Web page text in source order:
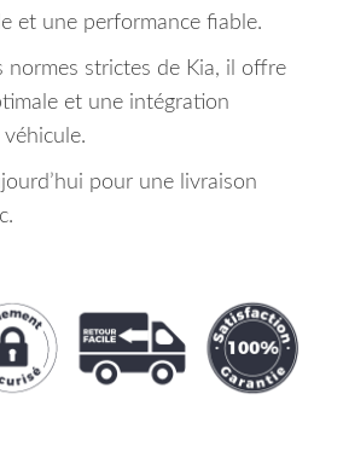
et une performance fiable.
normes strictes de Kia, il offre
et une intégration
pour une livraison